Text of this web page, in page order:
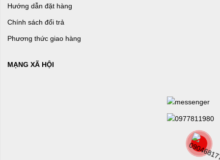
Hướng dẫn đặt hàng
Chính sách đổi trả
Phương thức giao hàng
MẠNG XÃ HỘI